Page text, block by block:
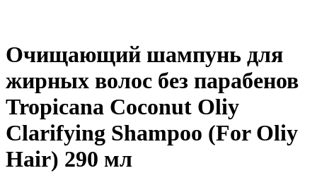
Очищающий шампунь для
жирных волос без парабенов
Tropicana Coconut Oliy
Clarifying Shampoo (For Oliy
Hair) 290 мл